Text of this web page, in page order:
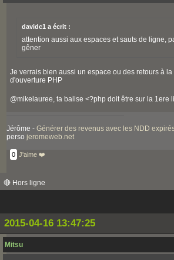
davidc1 a écrit :
attention aussi aux espaces et sauts de ligne,
gêner
Je verrais bien aussi un espace ou des retours à
d'ouverture PHP
@mikelauree, ta balise <?php doit être sur la 1ere
Jérôme - Générer des revenus avec les NDD
perso jeromeweb.net
0 J'aime ❤️
🔴 Hors ligne
2015-04-16 13:47:25
Mitsu